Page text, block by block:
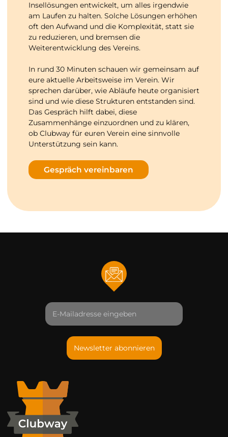
Insellösungen entwickelt, um alles irgendwie
am Laufen zu halten. Solche Lösungen erhöhen
oft den Aufwand und die Komplexität, statt sie
zu reduzieren, und bremsen die
Weiterentwicklung des Vereins.
In rund 30 Minuten schauen wir gemeinsam auf
eure aktuelle Arbeitsweise im Verein. Wir
sprechen darüber, wie Abläufe heute organisiert
sind und wie diese Strukturen entstanden sind.
Das Gespräch hilft dabei, diese
Zusammenhänge einzuordnen und zu klären,
ob Clubway für euren Verein eine sinnvolle
Unterstützung sein kann.
Gespräch vereinbaren
Newsletter abonnieren